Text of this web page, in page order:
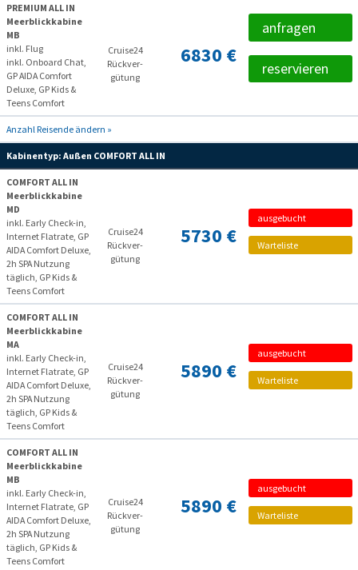
PREMIUM ALL IN
Meerblickkabine
MB
inkl. Flug
inkl. Onboard Chat,
GP AIDA Comfort
Deluxe, GP Kids &
Teens Comfort
Cruise24
Rückver­
gütung
6830 €
anfragen
reservieren
Anzahl Reisende ändern »
Kabinentyp: Außen COMFORT ALL IN
COMFORT ALL IN
Meerblickkabine
MD
inkl. Early Check-in,
Internet Flatrate, GP
AIDA Comfort Deluxe,
2h SPA Nutzung
täglich, GP Kids &
Teens Comfort
Cruise24
Rückver­
gütung
5730 €
ausgebucht
Warteliste
COMFORT ALL IN
Meerblickkabine
MA
inkl. Early Check-in,
Internet Flatrate, GP
AIDA Comfort Deluxe,
2h SPA Nutzung
täglich, GP Kids &
Teens Comfort
Cruise24
Rückver­
gütung
5890 €
ausgebucht
Warteliste
COMFORT ALL IN
Meerblickkabine
MB
inkl. Early Check-in,
Internet Flatrate, GP
AIDA Comfort Deluxe,
2h SPA Nutzung
täglich, GP Kids &
Teens Comfort
Cruise24
Rückver­
gütung
5890 €
ausgebucht
Warteliste